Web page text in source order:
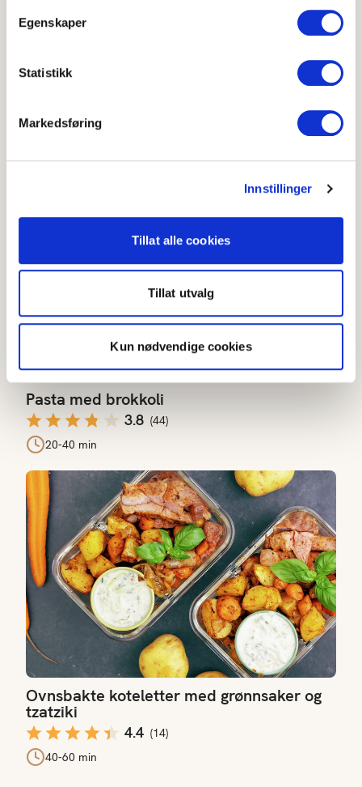
Egenskaper
Statistikk
Markedsføring
Innstillinger
Tillat alle cookies
Tillat utvalg
Kun nødvendige cookies
Pasta med brokkoli
3.8 (44)
20-40 min
Ovnsbakte koteletter med grønnsaker og
tzatziki
4.4 (14)
40-60 min
Ovnsbakte koteletter med grønnsaker og tzatziki